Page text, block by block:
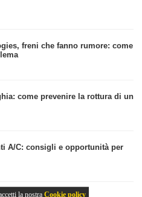
freni che fanno rumore: come
come prevenire la rottura di un
A/C: consigli e opportunità per
la nostra Cookie policy